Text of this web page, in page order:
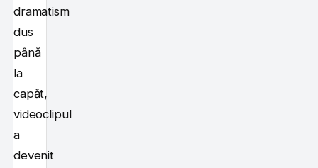
dramatism
dus
până
la
capăt,
videoclipul
a
devenit